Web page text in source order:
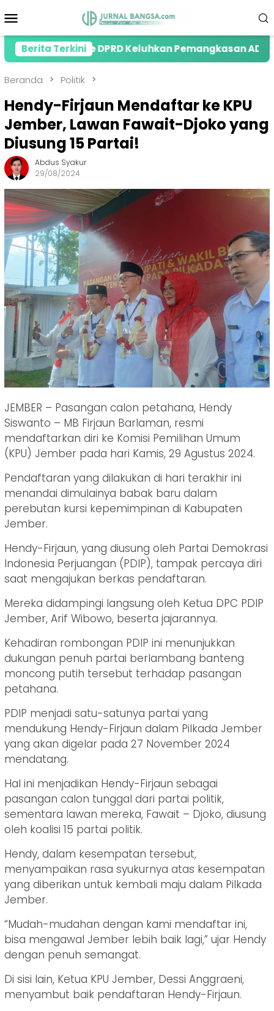
ke
Mobile
Berita Terkini
ke DPRD Keluhkan Pemangkasan ADD
Beranda Politik
Hendy-Firjaun Mendaftar ke KPU
Jember, Lawan Fawait-Djoko yang
Diusung 15 Partai!
Abdus Syakur
29/08/2024
JEMBER – Pasangan calon petahana, Hendy
Siswanto – MB Firjaun Barlaman, resmi
mendaftarkan diri ke Komisi Pemilihan Umum
(KPU) Jember pada hari Kamis, 29 Agustus 2024.
Pendaftaran yang dilakukan di hari terakhir ini
menandai dimulainya babak baru dalam
perebutan kursi kepemimpinan di Kabupaten
Jember.
Hendy-Firjaun, yang diusung oleh Partai Demokrasi
Indonesia Perjuangan (PDIP), tampak percaya diri
saat mengajukan berkas pendaftaran.
Mereka didampingi langsung oleh Ketua DPC PDIP
Jember, Arif Wibowo, beserta jajarannya.
Kehadiran rombongan PDIP ini menunjukkan
dukungan penuh partai berlambang banteng
moncong putih tersebut terhadap pasangan
petahana.
PDIP menjadi satu-satunya partai yang
mendukung Hendy-Firjaun dalam Pilkada Jember
yang akan digelar pada 27 November 2024
mendatang.
Hal ini menjadikan Hendy-Firjaun sebagai
pasangan calon tunggal dari partai politik,
sementara lawan mereka, Fawait – Djoko, diusung
oleh koalisi 15 partai politik.
Hendy, dalam kesempatan tersebut,
menyampaikan rasa syukurnya atas kesempatan
yang diberikan untuk kembali maju dalam Pilkada
Jember.
“Mudah-mudahan dengan kami mendaftar ini,
bisa mengawal Jember lebih baik lagi,” ujar Hendy
dengan penuh semangat.
Di sisi lain, Ketua KPU Jember, Dessi Anggraeni,
menyambut baik pendaftaran Hendy-Firjaun.